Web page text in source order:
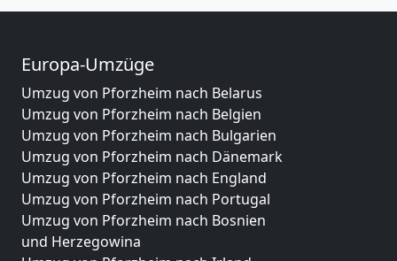
Europa-Umzüge
Umzug von Pforzheim nach Belarus
Umzug von Pforzheim nach Belgien
Umzug von Pforzheim nach Bulgarien
Umzug von Pforzheim nach Dänemark
Umzug von Pforzheim nach England
Umzug von Pforzheim nach Portugal
Umzug von Pforzheim nach Bosnien
und Herzegowina